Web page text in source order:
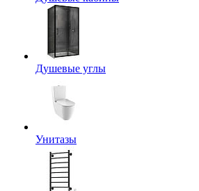
Душевые углы
Унитазы